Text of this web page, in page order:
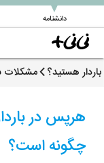
دانشنامه
▼
باردار هستید؟ مشکلات
هرپس در
چگونه است؟